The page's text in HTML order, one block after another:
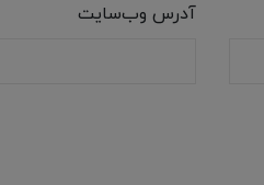
آدرس وب‌سایت